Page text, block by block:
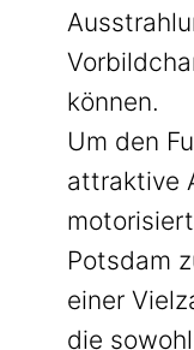
können.
Um den
attraktive
Potsdam
einer
die